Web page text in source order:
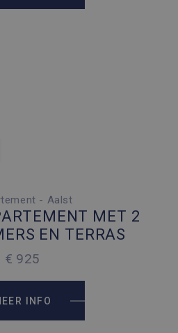
- Aalst
MET 2
EN TERRAS
€ 925
INFO